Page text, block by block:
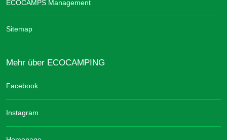
ECOCAMPS Management
Sitemap
Mehr über ECOCAMPING
Facebook
Instagram